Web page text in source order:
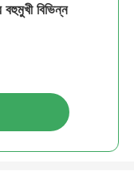
বহুমুখী বিভিন্ন